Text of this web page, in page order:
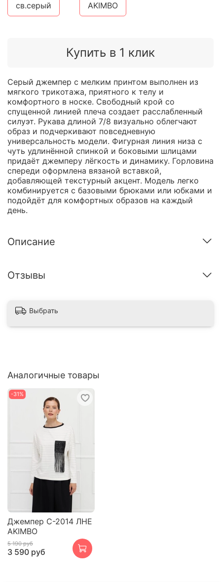
Купить в 1 клик
св.серый AKIMBO
Серый джемпер с мелким принтом выполнен из
мягкого трикотажа, приятного к телу и
комфортного в носке. Свободный крой со
спущенной линией плеча создает расслабленный
силуэт. Рукава длиной 7/8 визуально облегчают
образ и подчеркивают повседневную
универсальность модели. Фигурная линия низа с
чуть удлинённой спинкой и боковыми шлицами
придаёт джемперу лёгкость и динамику. Горловина
спереди оформлена вязаной вставкой,
добавляющей текстурный акцент. Модель легко
комбинируется с базовыми брюками или юбками и
подойдёт для комфортных образов на каждый
день.
Описание
Отзывы
Выбрать
Аналогичные товары
-31%
Джемпер С-2014 ЛНЕ
AKIMBO
5 190 руб
3 590 руб